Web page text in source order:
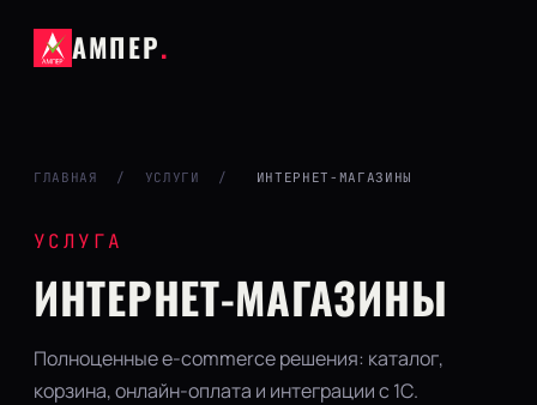
АМПЕР.
ГЛАВНАЯ / УСЛУГИ / ИНТЕРНЕТ-МАГАЗИНЫ
УСЛУГА
ИНТЕРНЕТ-МАГАЗИНЫ
Полноценные e-commerce решения: каталог,
корзина, онлайн-оплата и интеграции с 1С.